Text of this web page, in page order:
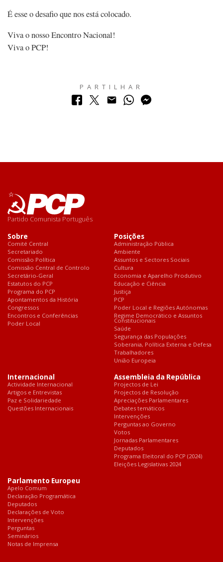
É esse o desafio que nos está colocado.
Viva o nosso Encontro Nacional!
Viva o PCP!
PARTILHAR
Partido Comunista Português
Sobre
Comité Central
Secretariado
Comissão Política
Comissão Central de Controlo
Secretário-Geral
Estatutos do PCP
Programa do PCP
Apontamentos da História
Congressos
Encontros e Conferências
Poder Local
Posições
Administração Pública
Ambiente
Assuntos e Sectores Sociais
Cultura
Economia e Aparelho Produtivo
Educação e Ciência
Justiça
PCP
Poder Local e Regiões Autónomas
Regime Democrático e Assuntos
Constitucionais
Saúde
Segurança das Populações
Soberania, Política Externa e Defesa
Trabalhadores
União Europeia
Internacional
Actividade Internacional
Artigos e Entrevistas
Paz e Solidariedade
Questões Internacionais
Assembleia da República
Projectos de Lei
Projectos de Resolução
Apreciações Parlamentares
Debates temáticos
Intervenções
Perguntas ao Governo
Votos
Jornadas Parlamentares
Deputados
Programa Eleitoral do PCP (2024)
Eleições Legislativas 2024
Parlamento Europeu
Apelo Comum
Declaração Programática
Deputados
Declarações de Voto
Intervenções
Perguntas
Seminários
Notas de Imprensa